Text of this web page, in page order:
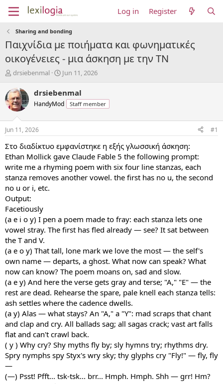
Log in Register
Sharing and bonding
Παιχνίδια με ποιήματα και φωνηματικές
οικογένειες - μια άσκηση με την ΤΝ
T
r
e
a
d
t
a
r
t
e
r
drsiebenmal
S
a
r
t
t
e
Jun 11, 2026
drsiebenmal
HandyMod Staff member
Jun 11, 2026 #1
Στο διαδίκτυο εμφανίστηκε η εξής γλωσσική άσκηση:
Ethan Mollick gave Claude Fable 5 the following prompt:
write me a rhyming poem with six four line stanzas, each
stanza removes another vowel. the first has no u, the second
no u or i, etc.
Output:
Facetiously
(a e i o y) I pen a poem made to fray: each stanza lets one
vowel stray. The first has fled already — see? It sat between
the T and V.
(a e o y) That tall, lone mark we love the most — the self's
own name — departs, a ghost. What now can speak? What
now can know? The poem moans on, sad and slow.
(a e y) And here the verse gets gray and terse; "A," "E" — the
rest are dead. Rehearse the spare, pale knell each stanza tells:
ash settles where the cadence dwells.
(a y) Alas — what stays? An "A," a "Y": mad scraps that chant
and clap and cry. All ballads sag; all sagas crack; vast art falls
flat and can't crawl back.
( y ) Why cry? Shy myths fly by; sly hymns try; rhythms dry.
Spry nymphs spy Styx's wry sky; thy glyphs cry "Fly!" — fly, fly
—
(—) Psst! Pfft... tsk-tsk... brr... Hmph. Hmph. Shh — grr! Hm?